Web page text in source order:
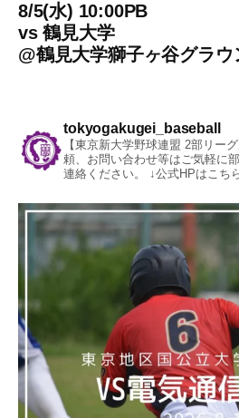
8/5(水) 10:00PB
vs鶴見大学
@鶴見大学獅子ヶ谷グラウ
tokyogakugei_baseball
【東京新大学野球連盟 2部リーグ
頼、お問い合わせ等はご気軽に
連絡ください。
↓公式HPはこち